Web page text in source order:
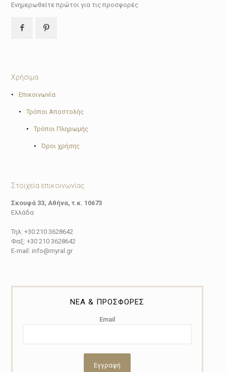
Ενημερωθείτε πρώτοι για τις προσφορές
Χρήσιμα
• Επικοινωνία
• Τρόποι Αποστολής
• Τρόποι Πληρωμής
• Όροι χρήσης
Στοιχεία επικοινωνίας
Σκουφά 33, Αθήνα, τ.κ. 10673
Ελλάδα
Τηλ: +30 210 3628642
Φαξ: +30 210 3628642
E-mail: info@myral.gr
ΝΕΑ & ΠΡΟΣΦΟΡΕΣ
Email